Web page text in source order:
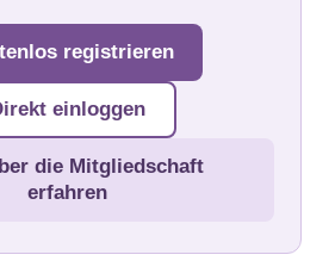
registrieren
einloggen
die Mitgliedschaft
erfahren